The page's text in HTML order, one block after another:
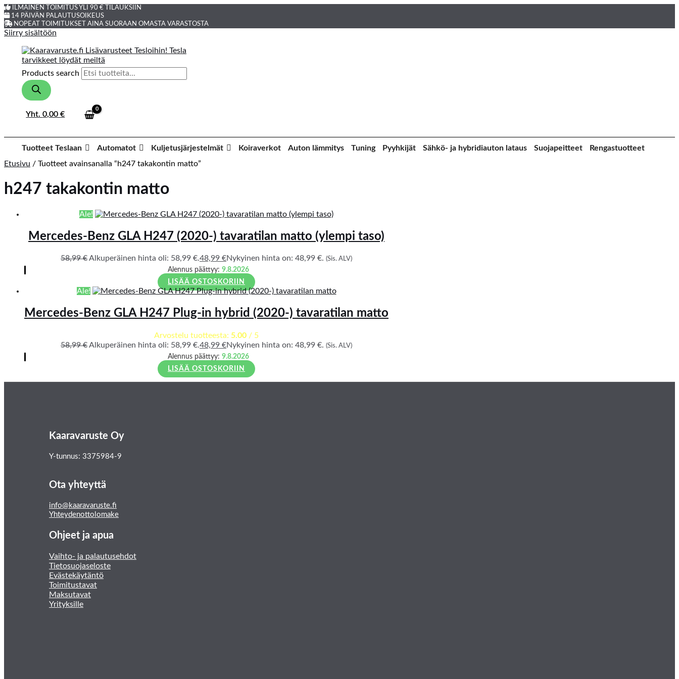
ILMAINEN TOIMITUS YLI 90 € TILAUKSIIN
14 PÄIVÄN PALAUTUSOIKEUS
NOPEAT TOIMITUKSET AINA SUORAAN OMASTA VARASTOSTA
Siirry sisältöön
Products search
Yht.0,00€
Tuotteet Teslaan Automatot Kuljetusjärjestelmät Koiraverkot Auton lämmitys Tuning Pyyhkijät Sähkö- ja hybridiauton lataus Suojapeitteet
Rengastuotteet
Etusivu / Tuotteet avainsanalla “h247 takakontin matto”
h247 takakontin matto
Ale!
Mercedes-Benz GLA H247 (2020-) tavaratilan matto (ylempi taso)
58,99€Alkuperäinen hinta oli: 58,99 €.48,99 €Nykyinen hinta on: 48,99 €. (Sis. ALV)
Alennus päättyy: 9.8.2026
LISÄÄ OSTOSKORIIN
Ale!
Mercedes-Benz GLA H247 Plug-in hybrid (2020-) tavaratilan matto
Arvostelu tuotteesta: 5.00 / 5
58,99€Alkuperäinen hinta oli: 58,99 €.48,99 €Nykyinen hinta on: 48,99 €. (Sis. ALV)
Alennus päättyy: 9.8.2026
LISÄÄ OSTOSKORIIN
Kaaravaruste Oy
Y-tunnus: 3375984-9
Ota yhteyttä
info@kaaravaruste.fi
Yhteydenottolomake
Ohjeet ja apua
Vaihto- ja palautusehdot
Tietosuojaseloste
Evästekäytäntö
Toimitustavat
Maksutavat
Yrityksille